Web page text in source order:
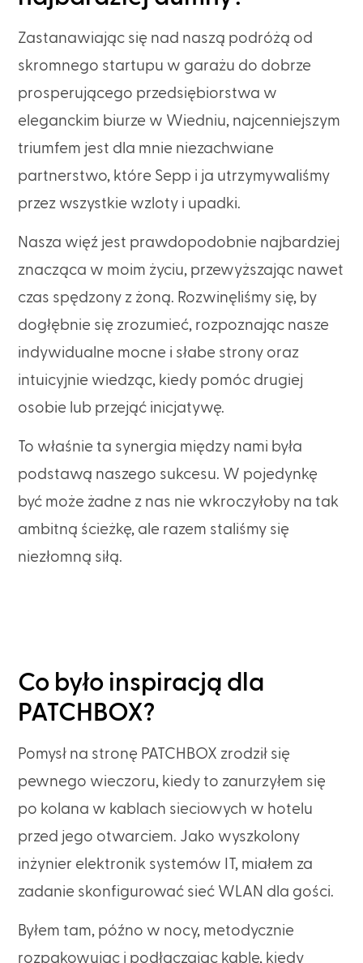
Zastanawiając się nad naszą podróżą od
skromnego startupu w garażu do dobrze
prosperującego przedsiębiorstwa w
eleganckim biurze w Wiedniu, najcenniejszym
triumfem jest dla mnie niezachwiane
partnerstwo, które Sepp i ja utrzymywaliśmy
przez wszystkie wzloty i upadki.
Nasza więź jest prawdopodobnie najbardziej
znacząca w moim życiu, przewyższając nawet
czas spędzony z żoną. Rozwinęliśmy się, by
dogłębnie się zrozumieć, rozpoznając nasze
indywidualne mocne i słabe strony oraz
intuicyjnie wiedząc, kiedy pomóc drugiej
osobie lub przejąć inicjatywę.
To właśnie ta synergia między nami była
podstawą naszego sukcesu. W pojedynkę
być może żadne z nas nie wkroczyłoby na tak
ambitną ścieżkę, ale razem staliśmy się
niezłomną siłą.
Co było inspiracją dla
PATCHBOX?
Pomysł na stronę PATCHBOX zrodził się
pewnego wieczoru, kiedy to zanurzyłem się
po kolana w kablach sieciowych w hotelu
przed jego otwarciem. Jako wyszkolony
inżynier elektronik systemów IT, miałem za
zadanie skonfigurować sieć WLAN dla gości.
Byłem tam, późno w nocy, metodycznie
rozpakowując i podłączając kable, kiedy